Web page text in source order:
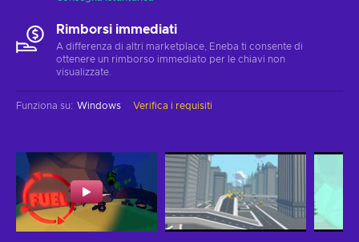
Rimborsi immediati
A differenza di altri marketplace, Eneba ti consente di
ottenere un rimborso immediato per le chiavi non
visualizzate.
Funziona su: Windows Verifica i requisiti